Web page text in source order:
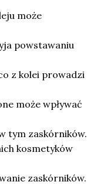
może
powstawaniu
z kolei prowadzi
może wpływać
tym zaskórników.
kosmetyków
zaskórników.